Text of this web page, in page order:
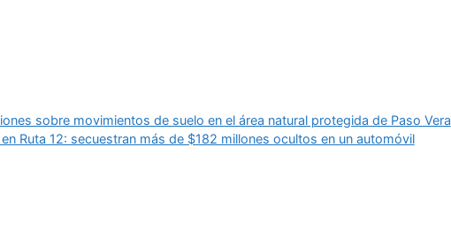
sobre movimientos de suelo en el área natural protegida de Paso Vera
Ruta 12: secuestran más de $182 millones ocultos en un automóvil